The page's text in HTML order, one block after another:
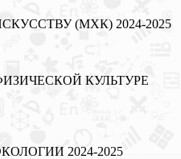
ИСКУССТВУ (МХК) 2024-2025
ФИЗИЧЕСКОЙ КУЛЬТУРЕ
2024-2025